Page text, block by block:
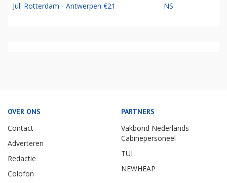
Jul: Rotterdam - Antwerpen €21 NS
OVER ONS
Contact
Adverteren
Redactie
Colofon
PARTNERS
Vakbond Nederlands
Cabinepersoneel
TUI
NEWHEAP